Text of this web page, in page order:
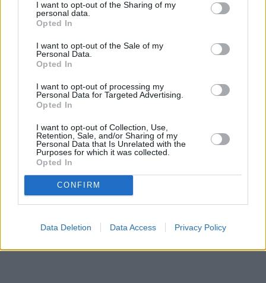
I want to opt-out of the Sharing of my
personal data.
Opted In
I want to opt-out of the Sale of my
Personal Data.
Opted In
I want to opt-out of processing my
Personal Data for Targeted Advertising.
Opted In
I want to opt-out of Collection, Use,
Retention, Sale, and/or Sharing of my
Personal Data that Is Unrelated with the
Purposes for which it was collected.
Opted In
CONFIRM
Data Deletion Data Access Privacy Policy